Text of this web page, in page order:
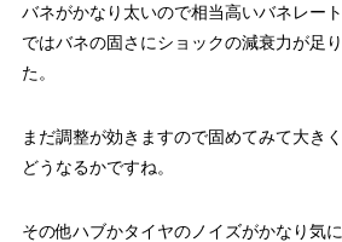
バネがかなり太いので相当高いバネレー
ではバネの固さにショックの減衰力が足
た。
まだ調整が効きますので固めてみて大き
どうなるかですね。
その他ハブかタイヤのノイズがかなり気